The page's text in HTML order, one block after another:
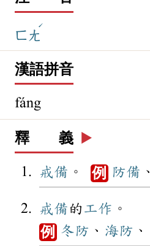
ㄈㄤ
ˊ
漢語拼音
fáng
釋 義 ▶️
戒備 。 例 防備 、
戒備 的 工作 。
例 冬防 、 海防 、